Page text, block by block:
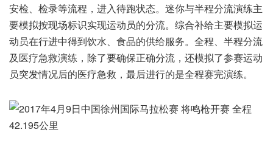
安检、检录等流程，进入待跑状态。迷你与半程分流演练主
要模拟按现场标识实现运动员的分流。综合补给主要模拟运
动员在行进中得到饮水、食品的供给服务。全程、半程分流
及医疗急救演练，除了要确保正确分流，还模拟了参赛运动
员突发情况后的医疗急救，最后进行的是全程赛完演练。